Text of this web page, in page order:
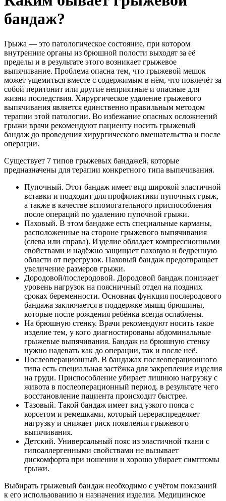
бандаж?
Грыжа — это патологическое состояние, при котором
внутренние органы из брюшной полости выходят за её
пределы и в результате этого возникает грыжевое
выпячивание. Проблема опасна тем, что грыжевой мешок
может ущемиться вместе с содержимым в нём, что повлечёт за
собой перитонит или другие неприятные и опасные для
жизни последствия. Хирургическое удаление грыжевого
выпячивания является единственно правильным методом
терапии этой патологии. Во избежание опасных осложнений
грыжи врачи рекомендуют пациенту носить грыжевый
бандаж до проведения хирургического вмешательства и после
операции.
Существует 7 типов грыжевых бандажей, которые
предназначены для терапии конкретного типа выпячивания.
Пупочный. Этот бандаж имеет вид широкой эластичной
вставки и подходит для профилактики пупочных грыж,
а также в качестве вспомогательного приспособления
после операций по удалению пупочной грыжи.
Паховый. В этом бандаже есть специальные карманы,
расположенные на стороне грыжевого выпячивания
(слева или справа). Изделие обладает компрессионными
свойствами и надёжно защищает паховую и бедренную
области от перегрузок. Паховый бандаж предотвращает
увеличение размеров грыжи.
Дородовой/послеродовой. Дородовой бандаж понижает
уровень нагрузок на поясничный отдел на поздних
сроках беременности. Основная функция послеродового
бандажа заключается в поддержке мышц брюшины,
которые после рождения ребёнка всегда ослаблены.
На брюшную стенку. Врачи рекомендуют носить такое
изделие тем, у кого диагностированы абдоминальные
грыжевые выпячивания. Бандаж на брюшную стенку
нужно надевать как до операции, так и после неё.
Послеоперационный. В бандажах послеоперационного
типа есть специальная застёжка для закрепления изделия
на груди. Приспособление убирает лишнюю нагрузку с
живота в послеоперационный период, в результате чего
восстановление пациента происходит быстрее.
Тазовый. Такой бандаж имеет вид узкого пояса с
корсетом и ремешками, который перераспределяет
нагрузку и снижает риск появления грыжевого
выпячивания.
Детский. Универсальный пояс из эластичной ткани с
гипоаллергенными свойствами не вызывает
дискомфорта при ношении и хорошо убирает симптомы
грыжи.
Выбирать грыжевый бандаж необходимо с учётом показаний
к его использованию и назначения изделия. Медицинское